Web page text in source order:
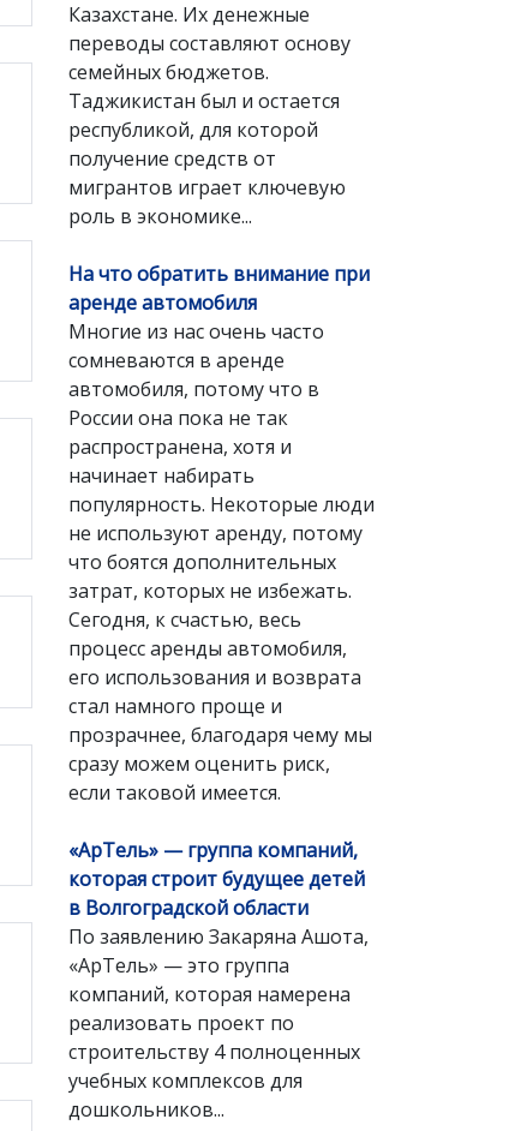
Казахстане. Их денежные
переводы составляют основу
семейных бюджетов.
Таджикистан был и остается
республикой, для которой
получение средств от
мигрантов играет ключевую
роль в экономике...
На что обратить внимание при
аренде автомобиля
Многие из нас очень часто
сомневаются в аренде
автомобиля, потому что в
России она пока не так
распространена, хотя и
начинает набирать
популярность. Некоторые люди
не используют аренду, потому
что боятся дополнительных
затрат, которых не избежать.
Сегодня, к счастью, весь
процесс аренды автомобиля,
его использования и возврата
стал намного проще и
прозрачнее, благодаря чему мы
сразу можем оценить риск,
если таковой имеется.
«АрТель» — группа компаний,
которая строит будущее детей
в Волгоградской области
По заявлению Закаряна Ашота,
«АрТель» — это группа
компаний, которая намерена
реализовать проект по
строительству 4 полноценных
учебных комплексов для
дошкольников...